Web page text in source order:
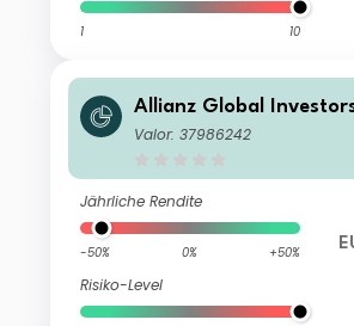
1 10
Allianz Global
nz Emerging Markets
Valor: 37986242
Jährliche Rendite
-50% 0% +50%
Risiko-Level